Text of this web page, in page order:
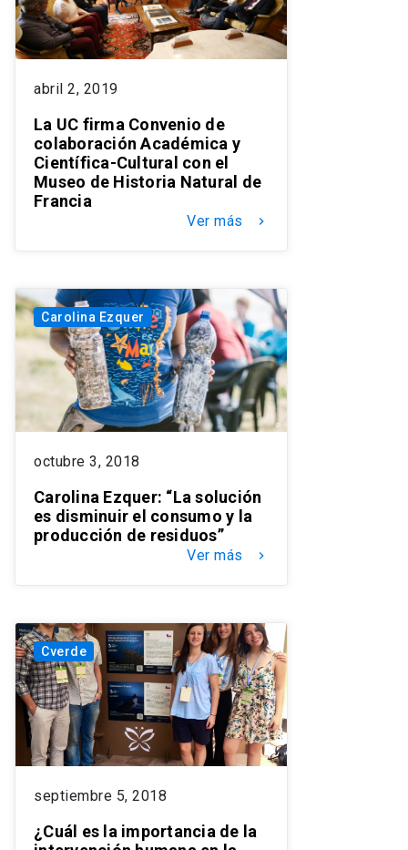
abril 2, 2019
La UC firma Convenio de
colaboración Académica y
Científica-Cultural con el
Museo de Historia Natural de
Francia
Ver más keyboard_arrow_right
Carolina Ezquer
octubre 3, 2018
Carolina Ezquer: “La solución
es disminuir el consumo y la
producción de residuos”
Ver más keyboard_arrow_right
Cverde
septiembre 5, 2018
¿Cuál es la importancia de la